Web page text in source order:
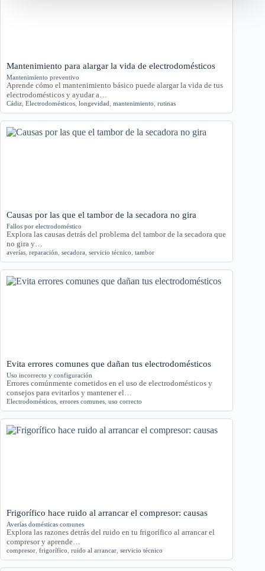
Mantenimiento para alargar la vida de electrodomésticos
Mantenimiento preventivo
Aprende cómo el mantenimiento básico puede alargar la vida de tus
electrodomésticos y ayudar a…
Cádiz Electrodomésticos longevidad mantenimiento rutinas
Causas por las que el tambor de la secadora no gira
Fallos por electrodoméstico
Explora las causas detrás del problema del tambor de la secadora que
no gira y…
averías reparación secadora servicio técnico tambor
Evita errores comunes que dañan tus electrodomésticos
Uso incorrecto y configuración
Errores comúnmente cometidos en el uso de electrodomésticos y
consejos para evitarlos y mantener el…
Electrodomésticos errores comunes uso correcto
Frigorífico hace ruido al arrancar el compresor: causas
Averías domésticas comunes
Explora las razones detrás del ruido en tu frigorífico al arrancar el
compresor y aprende…
compresor frigorífico ruido al arrancar servicio técnico